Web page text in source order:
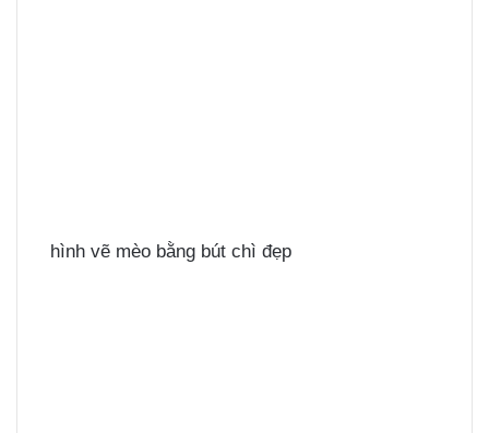
hình vẽ mèo bằng bút chì đẹp